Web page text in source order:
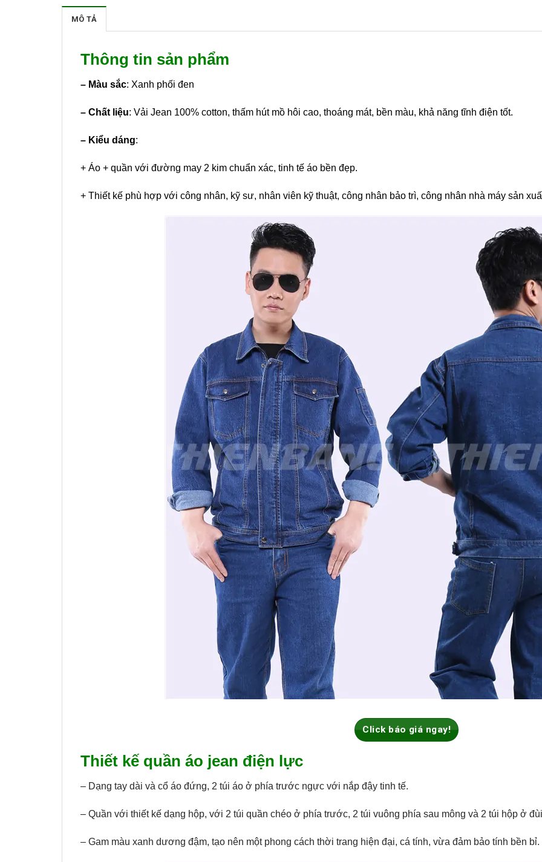
MÔ TẢ
Thông tin sản phẩm
– Màu sắc: Xanh phối đen
– Chất liệu: Vải Jean 100% cotton, thấm hút mồ hôi cao, thoáng mát, bền màu, khả năng tĩnh điện tốt.
– Kiểu dáng:
+ Áo + quần với đường may 2 kim chuẩn xác, tinh tế áo bền đẹp.
+ Thiết kế phù hợp với công nhân, kỹ sư, nhân viên kỹ thuật, công nhân bảo trì, công nhân nhà máy sản
Click báo giá ngay!
Thiết kế quần áo jean điện lực
– Dạng tay dài và cổ áo đứng, 2 túi áo ở phía trước ngực với nắp đậy tinh tế.
– Quần với thiết kế dạng hộp, với 2 túi quần chéo ở phía trước, 2 túi vuông phía sau mông và 2 túi hộp ở đùi
– Gam màu xanh dương đậm, tạo nên một phong cách thời trang hiện đại, cá tính, vừa đảm bảo tính bền bỉ.